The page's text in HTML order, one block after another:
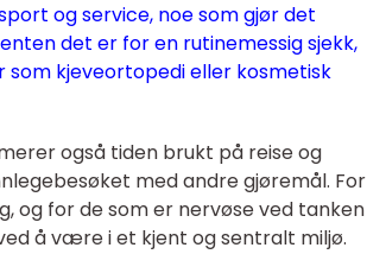
og service, noe som gjør det
det er for en rutinemessig sjekk,
kjeveortopedi eller kosmetisk
også tiden brukt på reise og
med andre gjøremål. For
og for de som er nervøse ved tanken
å være i et kjent og sentralt miljø.